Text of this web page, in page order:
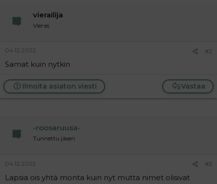
vierailija
Vieras
04.12.2022 #2
Samat kuin nytkin
Vastaa
Ilmoita asiaton viesti
-roosaruusa-
Tunnettu jäsen
04.12.2022 #3
Lapsia ois yhtä monta kuin nyt mutta nimet olisivat